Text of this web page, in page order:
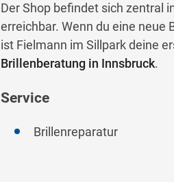
Der Shop befindet sich zentral
erreichbar. Wenn du eine neue
ist Fielmann im Sillpark deine
Brillenberatung in Innsbruck.
Service
Brillenreparatur